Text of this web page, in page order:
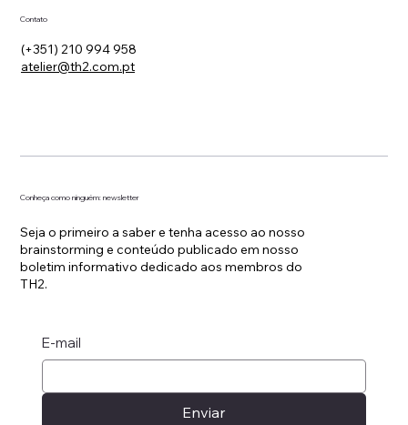
Contato
(+351) 210 994 958
atelier@th2.com.pt
Conheça como ninguém: newsletter
Seja o primeiro a saber e tenha acesso ao nosso
brainstorming e conteúdo publicado em nosso
boletim informativo dedicado aos membros do
TH2.
E-mail
Enviar